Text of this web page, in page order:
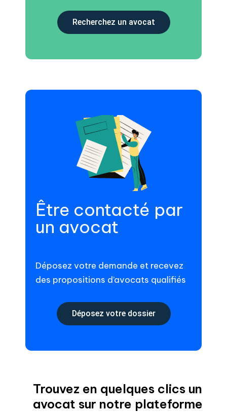
Recherchez un avocat
Être contacté par
un avocat
Déposez votre demande et recevez
des propositions d’avocats qualifiés
Déposez votre dossier
Trouvez en quelques clics un
avocat sur notre plateforme